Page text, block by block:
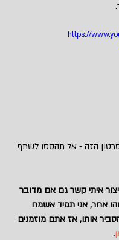
https://
הזה - אל תהססו לשתף
איתי קשר גם אם מדובר
אחר, אני תמיד אשמח
אותו, אז אתם מוזמנים
.